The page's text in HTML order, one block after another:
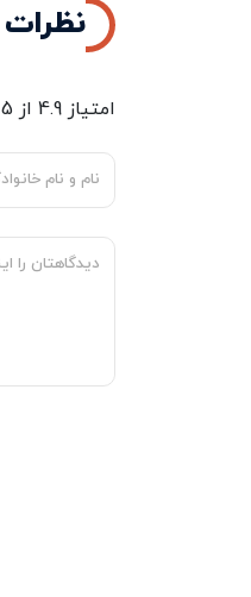
نظرات
امتیاز 4.9 از 5